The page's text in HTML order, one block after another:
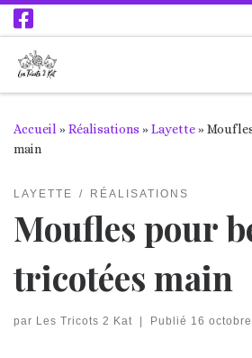
Passer au contenu
Accueil »Réalisations »Layette»
main
LAYETTE RÉALISATIONS
Moufles pour
tricotées main
par Les Tricots 2 Kat | Publié 16